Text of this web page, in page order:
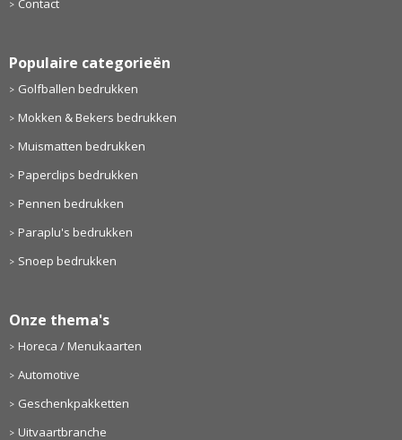
Contact
Populaire categorieën
Golfballen bedrukken
Mokken & Bekers bedrukken
Muismatten bedrukken
Paperclips bedrukken
Pennen bedrukken
Paraplu's bedrukken
Snoep bedrukken
Onze thema's
Horeca / Menukaarten
Automotive
Geschenkpakketten
Uitvaartbranche